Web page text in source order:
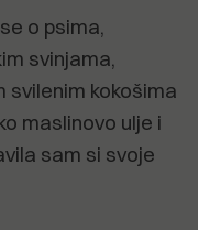
o psima,
svinjama,
svilenim kokošima
maslinovo ulje i
sam si svoje